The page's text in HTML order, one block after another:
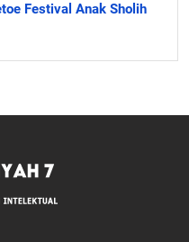
Festival Anak Sholih